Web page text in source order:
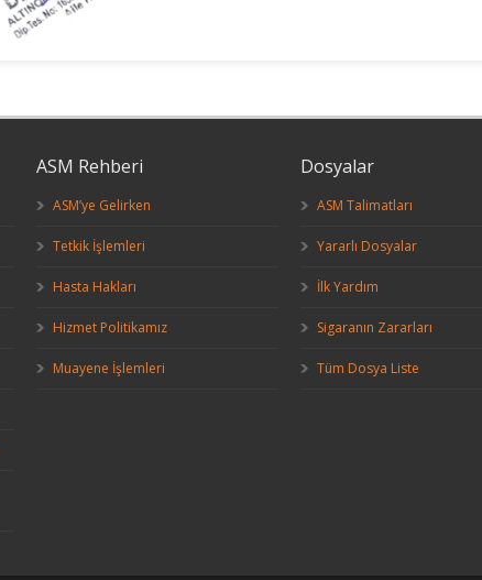
ASM Rehberi
ASM’ye Gelirken
Tetkik İşlemleri
Hasta Hakları
Hizmet Politikamız
Muayene İşlemleri
Dosyalar
ASM Talimatları
Yararlı Dosyalar
İlk Yardım
Sigaranın Zararları
Tüm Dosya Liste